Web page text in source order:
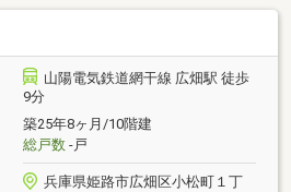
山陽電気鉄道網干線 広畑駅 徒歩
9分
築25年8ヶ月/10階建
総戸数-戸
兵庫県姫路市広畑区小松町１丁